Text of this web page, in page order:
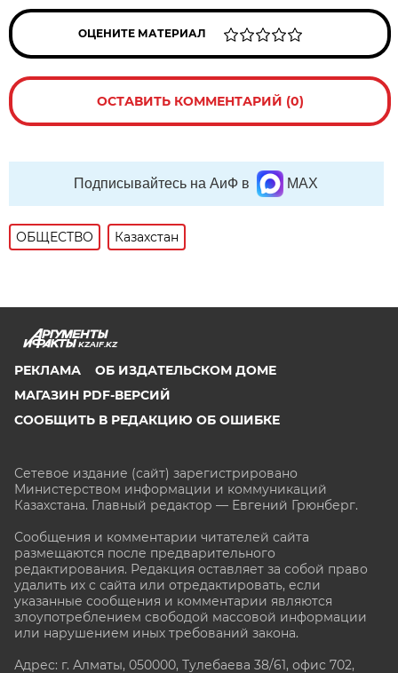
ОЦЕНИТЕ МАТЕРИАЛ
ОСТАВИТЬ КОММЕНТАРИЙ (0)
Подписывайтесь на АиФ в MAX
ОБЩЕСТВО Казахстан
KZAIF.KZ
РЕКЛАМА
ОБ ИЗДАТЕЛЬСКОМ ДОМЕ
МАГАЗИН PDF-ВЕРСИЙ
СООБЩИТЬ В РЕДАКЦИЮ ОБ ОШИБКЕ
Сетевое издание (сайт) зарегистрировано
Министерством информации и коммуникаций
Казахстана. Главный редактор — Евгений Грюнберг.
Сообщения и комментарии читателей сайта
размещаются после предварительного
редактирования. Редакция оставляет за собой право
удалить их с сайта или отредактировать, если
указанные сообщения и комментарии являются
злоупотреблением свободой массовой информации
или нарушением иных требований закона.
Адрес: г. Алматы, 050000, Тулебаева 38/61, офис 702,